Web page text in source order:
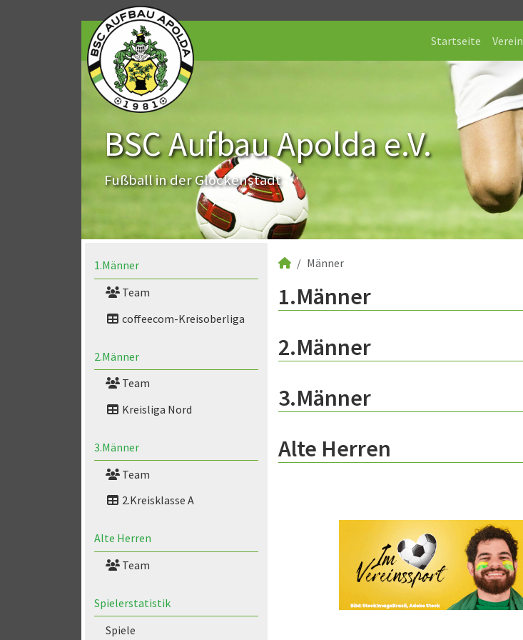
Startseite Verein
BSC Aufbau Apolda e.V.
Fußball in der Glockenstadt
1.Männer
Team
coffeecom-Kreisoberliga
2.Männer
Team
Kreisliga Nord
3.Männer
Team
2.Kreisklasse A
Alte Herren
Team
Spielerstatistik
Spiele
Männer
1.Männer
2.Männer
3.Männer
Alte Herren